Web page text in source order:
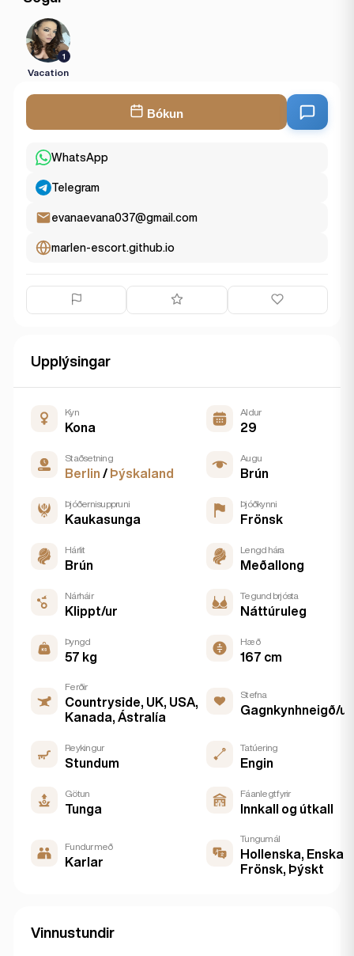
1
Vacation
Bókun
WhatsApp
Telegram
evanaevana037@gmail.com
marlen-escort.github.io
Upplýsingar
Kyn
Kona
Aldur
29
Staðsetning
Berlin / Þýskaland
Augu
Brún
Þjóðernisuppruni
Kaukasunga
Þjóðkynni
Frönsk
Hárlit
Brún
Lengd hára
Meðallong
Nárháir
Klippt/ur
Tegund brjósta
Náttúruleg
Þyngd
57 kg
Hæð
167 cm
Ferðir
Countryside, UK, USA,
Kanada, Ástralía
Stefna
Gagnkynhneigð/ur
Reykingur
Stundum
Tatúering
Engin
Götun
Tunga
Fáanlegt fyrir
Innkall og útkall
Fundur með
Karlar
Tungumál
Hollenska, Enska,
Frönsk, Þýskt
Vinnustundir